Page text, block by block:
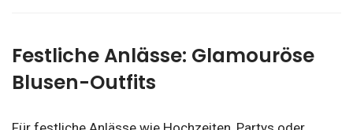
Festliche Anlässe: Glamouröse
Blusen-Outfits